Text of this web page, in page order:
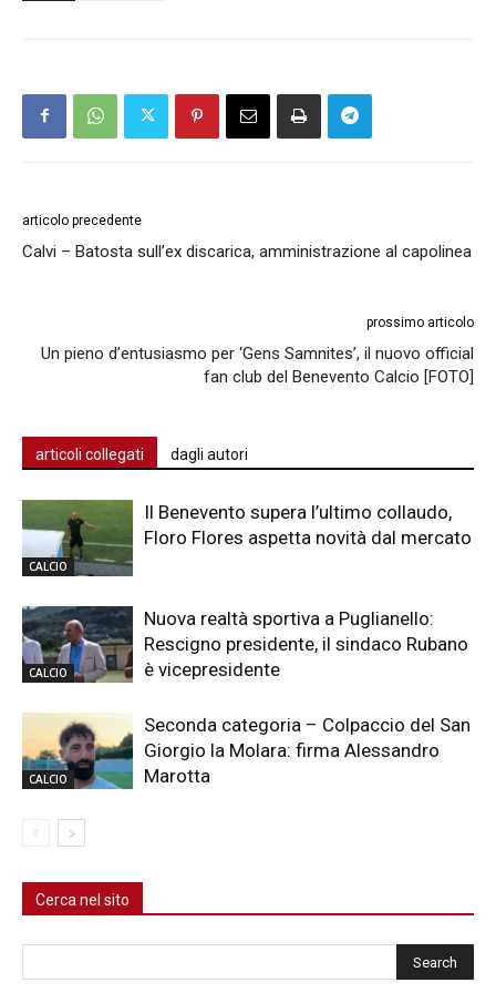
articolo precedente
Calvi – Batosta sull’ex discarica, amministrazione al capolinea
prossimo articolo
Un pieno d’entusiasmo per ‘Gens Samnites’, il nuovo official
fan club del Benevento Calcio [FOTO]
articoli collegati dagli autori
CALCIO
Il Benevento supera l’ultimo collaudo,
Floro Flores aspetta novità dal mercato
CALCIO
Nuova realtà sportiva a Puglianello:
Rescigno presidente, il sindaco Rubano
è vicepresidente
CALCIO
Seconda categoria – Colpaccio del San
Giorgio la Molara: firma Alessandro
Marotta
Cerca nel sito